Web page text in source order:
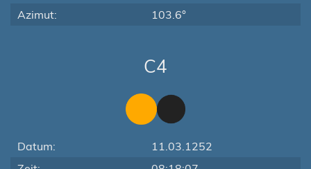
Azimut:
103.6°
C4
Datum:
11.03.1252